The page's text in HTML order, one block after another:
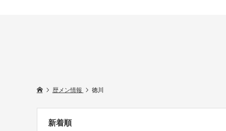
歴メン情報 徳川
新着順